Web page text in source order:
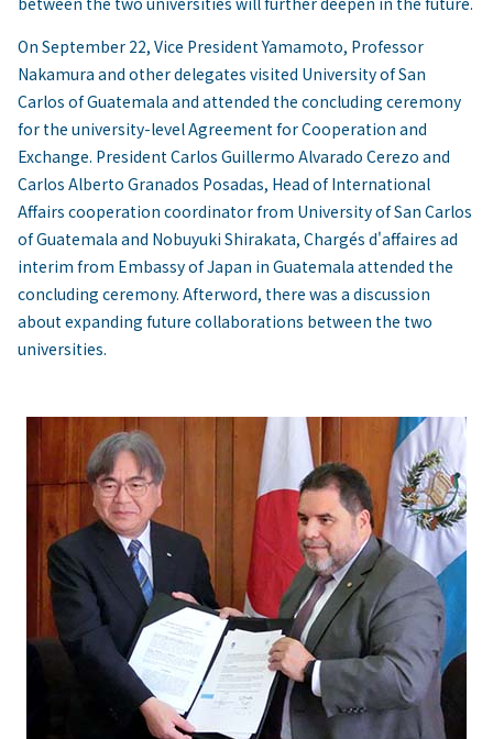
On September 22, Vice President Yamamoto, Professor
Nakamura and other delegates visited University of San
Carlos of Guatemala and attended the concluding ceremony
for the university-level Agreement for Cooperation and
Exchange. President Carlos Guillermo Alvarado Cerezo and
Carlos Alberto Granados Posadas, Head of International
Affairs cooperation coordinator from University of San Carlos
of Guatemala and Nobuyuki Shirakata, Chargés d'affaires ad
interim from Embassy of Japan in Guatemala attended the
concluding ceremony. Afterword, there was a discussion
about expanding future collaborations between the two
universities.